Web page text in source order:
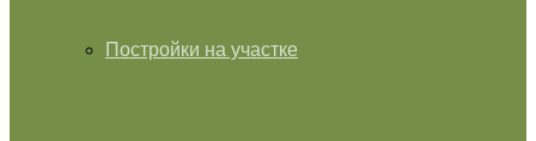
Постройки на участке